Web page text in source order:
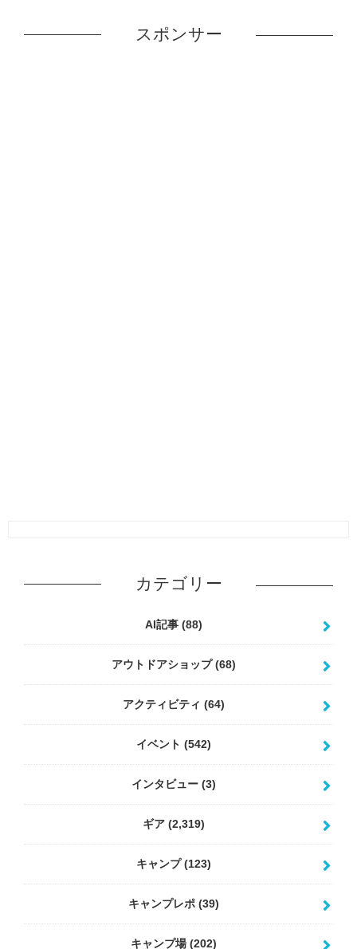
スポンサー
カテゴリー
AI記事 (88)
アウトドアショップ(68)
アクティビティ (64)
イベント (542)
インタビュー (3)
ギア (2,319)
キャンプ(123)
キャンプレポ (39)
キャンプ場(202)